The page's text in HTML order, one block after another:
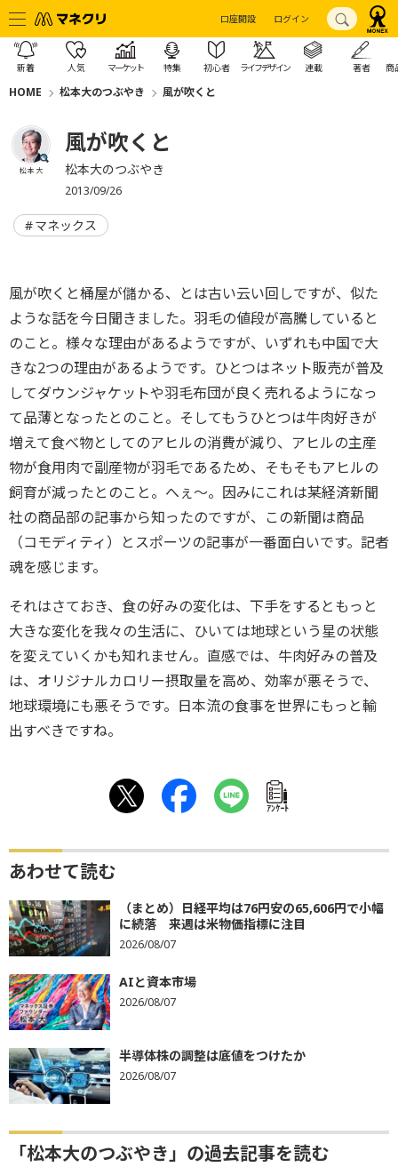
口座開設 ログイン
新着 人気 マーケット 特集 初心者 ライフデザイン 連載 著者 商
HOME 松本大のつぶやき 風が吹くと
松本 大
風が吹くと
松本大のつぶやき
2013/09/26
マネックス
風が吹くと桶屋が儲かる、とは古い云い回しですが、似た
ような話を今日聞きました。羽毛の値段が高騰していると
のこと。様々な理由があるようですが、いずれも中国で大
きな2つの理由があるようです。ひとつはネット販売が普及
してダウンジャケットや羽毛布団が良く売れるようになっ
て品薄となったとのこと。そしてもうひとつは牛肉好きが
増えて食べ物としてのアヒルの消費が減り、アヒルの主産
物が食用肉で副産物が羽毛であるため、そもそもアヒルの
飼育が減ったとのこと。へぇ～。因みにこれは某経済新聞
社の商品部の記事から知ったのですが、この新聞は商品
（コモディティ）とスポーツの記事が一番面白いです。記者
魂を感じます。
それはさておき、食の好みの変化は、下手をするともっと
大きな変化を我々の生活に、ひいては地球という星の状態
を変えていくかも知れません。直感では、牛肉好みの普及
は、オリジナルカロリー摂取量を高め、効率が悪そうで、
地球環境にも悪そうです。日本流の食事を世界にもっと輸
出すべきですね。
ｱﾝｹｰﾄ
あわせて読む
（まとめ）日経平均は76円安の65,606円で小幅
に続落 来週は米物価指標に注目
2026/08/07
AIと資本市場
2026/08/07
半導体株の調整は底値をつけたか
2026/08/07
「松本大のつぶやき」の過去記事を読む